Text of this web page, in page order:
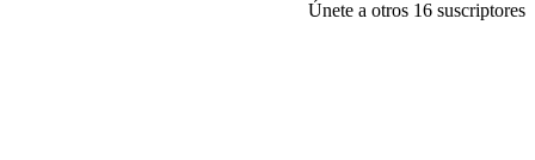
Únete a otros 16 suscriptores